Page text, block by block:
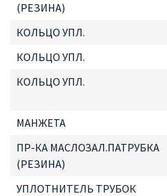
(РЕЗИНА)
КОЛЬЦО УПЛ.
КОЛЬЦО УПЛ.
КОЛЬЦО УПЛ.
МАНЖЕТА
ПР-КА МАСЛОЗАЛ.ПАТРУБКА
(РЕЗИНА)
УПЛОТНИТЕЛЬ ТРУБОК